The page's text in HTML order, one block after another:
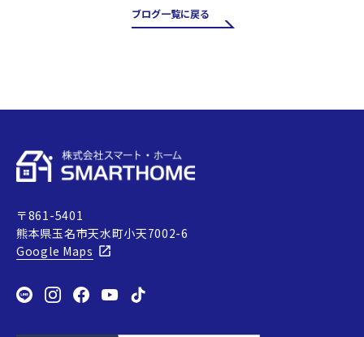
が良く、お庭やバルコニーへの
出入りにも便利ですが、その一
ブログ一覧に戻る
〒861-5401
熊本県玉名市天水町小天7002-6
Google Maps